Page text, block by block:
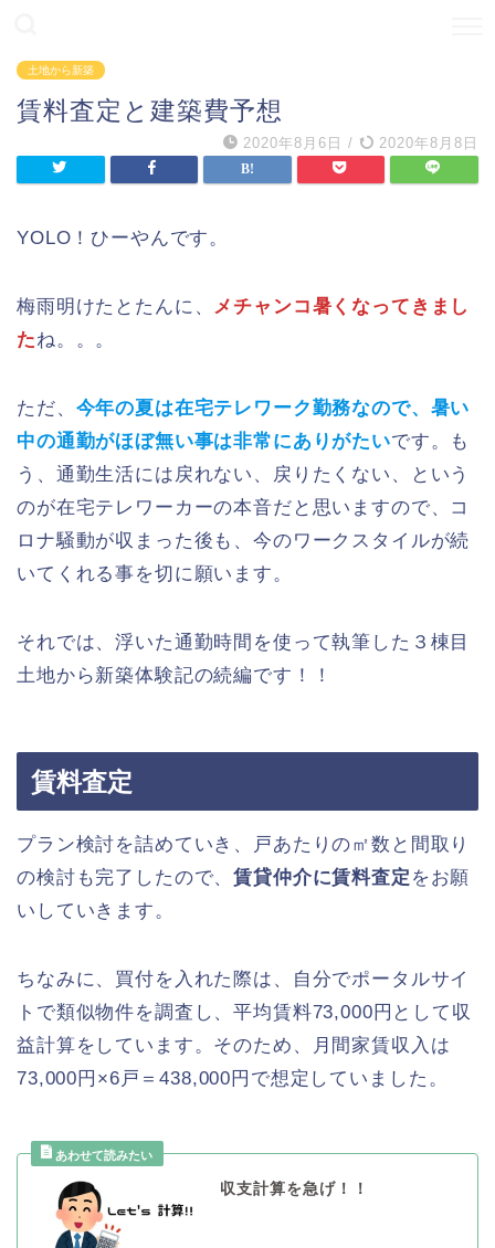
土地から新築
賃料査定と建築費予想
2020年8月6日 / 2020年8月8日
YOLO！ひーやんです。
梅雨明けたとたんに、 メチャンコ暑くなってきまし
たね。。。
ただ、 今年の夏は在宅テレワーク勤務なので、暑い
中の通勤がほぼ無い事は非常にありがたいです。も
う、通勤生活には戻れない、戻りたくない、という
のが在宅テレワーカーの本音だと思いますので、コ
ロナ騒動が収まった後も、今のワークスタイルが続
いてくれる事を切に願います。
それでは、浮いた通勤時間を使って執筆した３棟目
土地から新築体験記の続編です！！
賃料査定
プラン検討を詰めていき、戸あたりの㎡数と間取り
の検討も完了したので、賃貸仲介に賃料査定 をお願
いしていきます。
ちなみに、買付を入れた際は、自分でポータルサイ
トで類似物件を調査し、平均賃料73,000円として収
益計算をしています。そのため、月間家賃収入は
73,000円×6戸＝438,000円で想定していました。
収支計算を急げ！！